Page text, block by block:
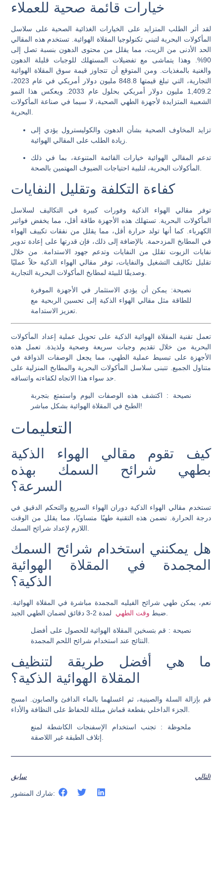
خيارات قائمة صحية للعملاء
لقد أثر الطلب المتزايد على الخيارات الغذائية الصحية على سلاسل
المأكولات البحرية لتبني تكنولوجيا المقلاة الهوائية. تستخدم هذه المقالي
الحد الأدنى من الزيت، مما يقلل من محتوى الدهون بنسبة تصل إلى
90%. وهذا يتماشى مع تفضيلات المستهلك للوجبات قليلة الدهون
والغنية بالمغذيات. ومن المتوقع أن تتجاوز قيمة سوق المقلاة الهوائية
التجارية، التي تبلغ قيمتها 848.8 مليون دولار أمريكي في عام 2023،
1,409.2 مليون دولار أمريكي بحلول عام 2033. ويعكس هذا النمو
الشعبية المتزايدة لأجهزة الطهي الصحية، لا سيما في صناعة المأكولات
البحرية.
تزايد المخاوف الصحية بشأن الدهون والكوليسترول يؤدي إلى
تدعم المقالي الهوائية خيارات القائمة المتنوعة، بما في ذلك
المأكولات البحرية، لتلبية احتياجات الضيوف المهتمين بالصحة.
كفاءة التكلفة وتقليل النفايات
توفر مقالي الهواء الذكية وفورات كبيرة في التكاليف لسلاسل
المأكولات البحرية. تستهلك هذه الأجهزة طاقة أقل، مما يخفض فواتير
الكهرباء. كما أنها تولد حرارة أقل، مما يقلل من نفقات تكييف الهواء
في المطابخ المزدحمة. بالإضافة إلى ذلك، فإن قدرتها على إعادة تدوير
نفايات الزيوت تقلل من النفايات وتدعم جهود الاستدامة. من خلال
تقليل تكاليف التشغيل والنفايات، توفر مقالي الهواء الذكية حلاً عمليًا
نصيحة: يمكن أن يؤدي الاستثمار في الأجهزة الموفرة
للطاقة مثل مقالي الهواء الذكية إلى تحسين الربحية مع
تعمل تقنية المقلاة الهوائية الذكية على تحويل عملية إعداد المأكولات
البحرية من خلال تقديم وجبات سريعة وصحية ولذيذة. تعمل هذه
الأجهزة على تبسيط عملية الطهي، مما يجعل الوصفات الذواقة في
متناول الجميع. تتبنى سلاسل المأكولات البحرية والمطابخ المنزلية على
نصيحة : اكتشف هذه الوصفات اليوم واستمتع بتجربة
الطبخ في المقلاة الهوائية بشكل مباشر!
التعليمات
كيف تقوم مقالي الهواء الذكية
بطهي شرائح السمك بهذه
السرعة؟
تستخدم مقالي الهواء الذكية دوران الهواء السريع والتحكم الدقيق في
درجة الحرارة. تضمن هذه التقنية طهيًا متساويًا، مما يقلل من الوقت
هل يمكنني استخدام شرائح السمك
المجمدة في المقلاة الهوائية
الذكية؟
نعم، يمكن طهي شرائح الفيليه المجمدة مباشرة في المقلاة الهوائية.
ضبط وقت الطهي
نصيحة : قم بتسخين المقلاة الهوائية للحصول على أفضل
النتائج عند استخدام شرائح اللحم المجمدة.
ما هي أفضل طريقة لتنظيف
المقلاة الهوائية الذكية؟
قم بإزالة السلة والصينية، ثم اغسلهما بالماء الدافئ والصابون. امسح
ملحوظة : تجنب استخدام الإسفنجات الكاشطة لمنع
سابق التالي
شارك المنشور: